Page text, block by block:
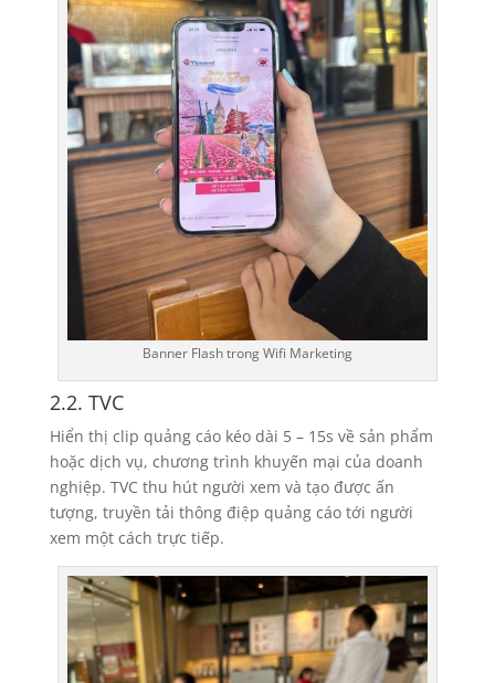
Banner Flash trong Wifi Marketing
2.2. TVC
Hiển thị clip quảng cáo kéo dài 5 – 15s về sản phẩm
hoặc dịch vụ, chương trình khuyến mại của doanh
nghiệp. TVC thu hút người xem và tạo được ấn
tượng, truyền tải thông điệp quảng cáo tới người
xem một cách trực tiếp.